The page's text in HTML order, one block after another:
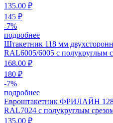
135.00 ₽
145 ₽
-7%
подробнее
Штакетник 118 мм
RAL6005/6005 с полукруглым
168.00 ₽
180 ₽
-7%
подробнее
Евроштакетник ФРИЛАЙН
RAL7024 с полукруглым
135.00 ₽